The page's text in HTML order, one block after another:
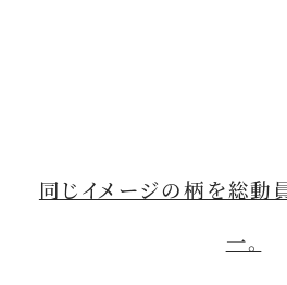
同じイメージの柄を総動
一。